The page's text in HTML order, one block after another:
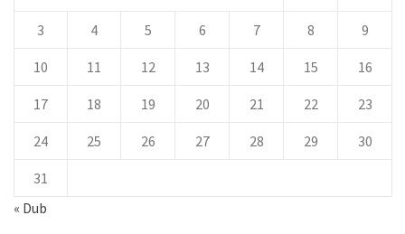
3 4 5 6 7 8 9
10 11 12 13 14 15 16
17 18 19 20 21 22 23
24 25 26 27 28 29 30
31
« Dub